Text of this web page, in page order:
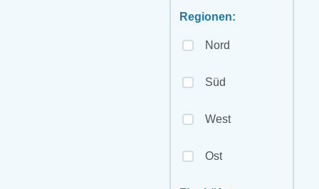
Regionen:
Nord
Süd
West
Ost